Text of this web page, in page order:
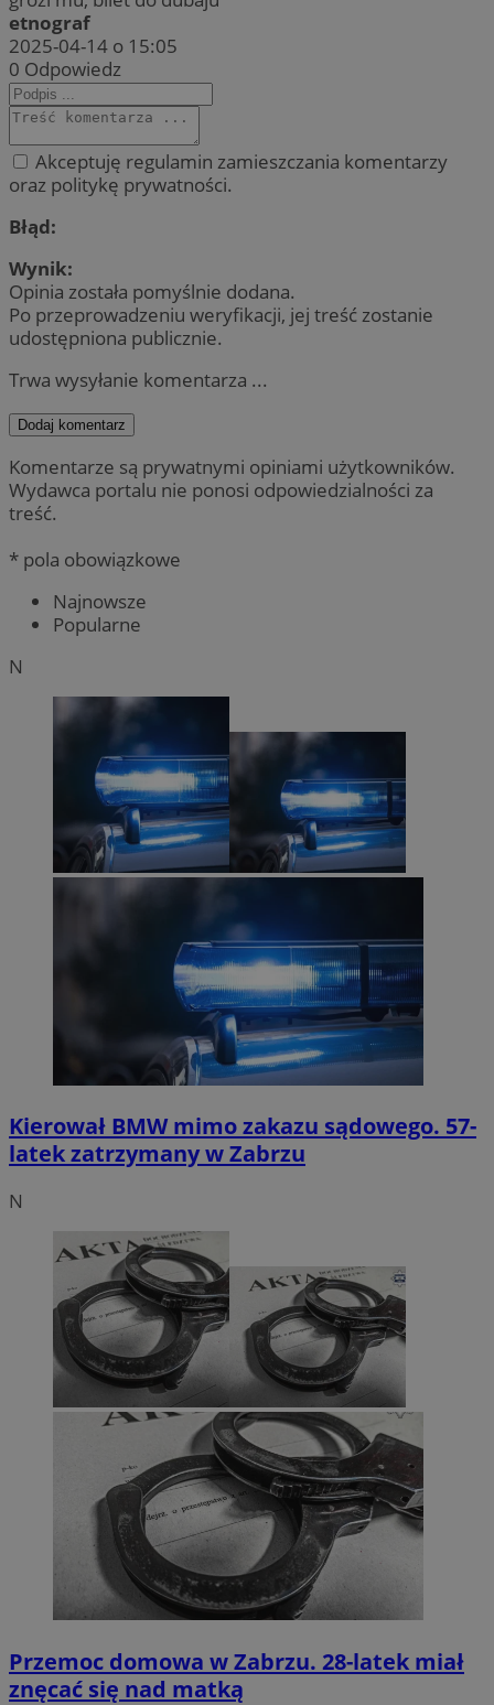
etnograf
2025-04-14 o 15:05
0 Odpowiedz
Akceptuję regulamin zamieszczania komentarzy
oraz politykę prywatności.
Błąd:
Wynik:
Opinia została pomyślnie dodana.
Po przeprowadzeniu weryfikacji, jej treść zostanie
udostępniona publicznie.
Trwa wysyłanie komentarza ...
Dodaj komentarz
Komentarze są prywatnymi opiniami użytkowników.
Wydawca portalu nie ponosi odpowiedzialności za
treść.
* pola obowiązkowe
Najnowsze
Popularne
N
Kierował BMW mimo zakazu sądowego. 57-
latek zatrzymany w Zabrzu
N
Przemoc domowa w Zabrzu. 28-latek miał
znęcać się nad matką